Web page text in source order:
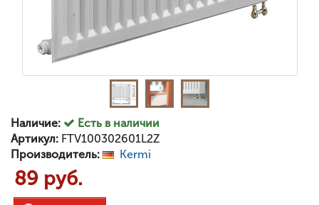
Наличие:
Есть в наличии
Артикул: FTV100302601L2Z
Производитель:
Kermi
89 руб.